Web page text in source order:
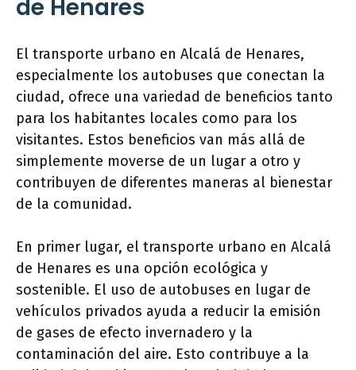
de Henares
El transporte urbano en Alcalá de Henares,
especialmente los autobuses que conectan la
ciudad, ofrece una variedad de beneficios tanto
para los habitantes locales como para los
visitantes. Estos beneficios van más allá de
simplemente moverse de un lugar a otro y
contribuyen de diferentes maneras al bienestar
de la comunidad.
En primer lugar, el transporte urbano en Alcalá
de Henares es una opción ecológica y
sostenible. El uso de autobuses en lugar de
vehículos privados ayuda a reducir la emisión
de gases de efecto invernadero y la
contaminación del aire. Esto contribuye a la